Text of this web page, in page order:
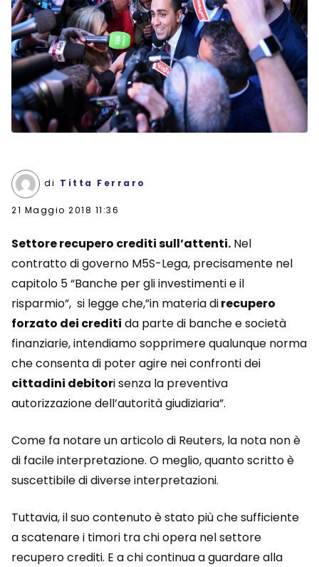
di Titta Ferraro
21 Maggio 2018 11:36
Settore recupero crediti sull’attenti. Nel
contratto di governo M5S-Lega, precisamente nel
capitolo 5 “Banche per gli investimenti e il
risparmio”, si legge che,”in materia direcupero
forzato dei crediti da parte di banche e società
finanziarie, intendiamo sopprimere qualunque norma
che consenta di poter agire nei confronti dei
cittadini debitori senza la preventiva
autorizzazione dell’autorità giudiziaria”.
Come fa notare un articolo di Reuters, la nota non è
di facile interpretazione. O meglio, quanto scritto è
suscettibile di diverse interpretazioni.
Tuttavia, il suo contenuto è stato più che sufficiente
a scatenare i timori tra chi opera nel settore
recupero crediti. E a chi continua a guardare alla